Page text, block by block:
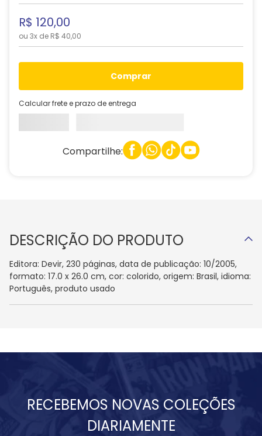
R$ 120,00
ou 3x de R$ 40,00
comprar
Calcular frete e prazo de entrega
Compartilhe:
DESCRIÇÃO DO PRODUTO
Editora: Devir, 230 páginas, data de publicação: 10/2005,
formato: 17.0 x 26.0 cm, cor: colorido, origem: Brasil, idioma:
Português, produto usado
RECEBEMOS NOVAS COLEÇÕES
DIARIAMENTE